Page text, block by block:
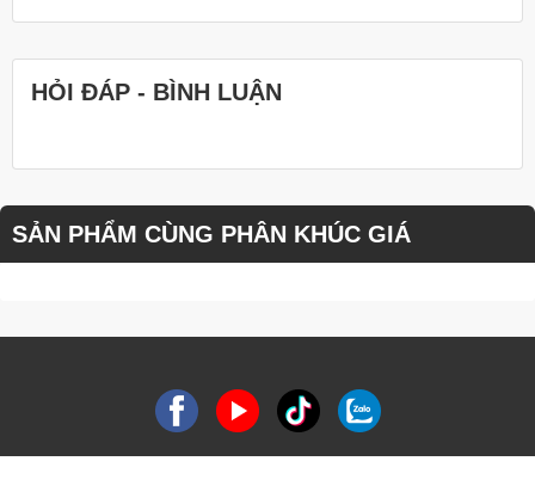
HỎI ĐÁP - BÌNH LUẬN
SẢN PHẨM CÙNG PHÂN KHÚC GIÁ